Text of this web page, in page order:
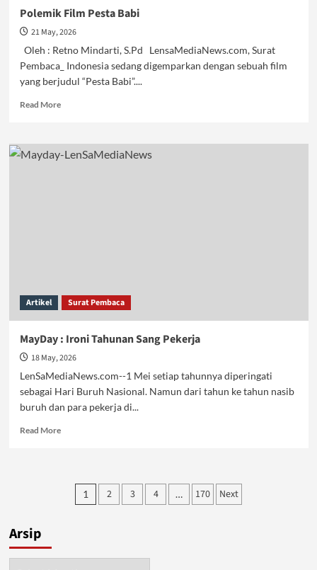
Polemik Film Pesta Babi
21 May, 2026
Oleh : Retno Mindarti, S.Pd LensaMediaNews.com, Surat
Pembaca_ Indonesia sedang digemparkan dengan sebuah film
yang berjudul “Pesta Babi”....
Read MoreRead
Polemik
Film
Artikel Surat Pembaca
MayDay : Ironi Tahunan Sang Pekerja
18 May, 2026
LenSaMediaNews.com--1 Mei setiap tahunnya diperingati
sebagai Hari Buruh Nasional. Namun dari tahun ke tahun nasib
buruh dan para pekerja di...
Read MoreRead
Posts
1 2 3 4 … 170 Next
Arsip